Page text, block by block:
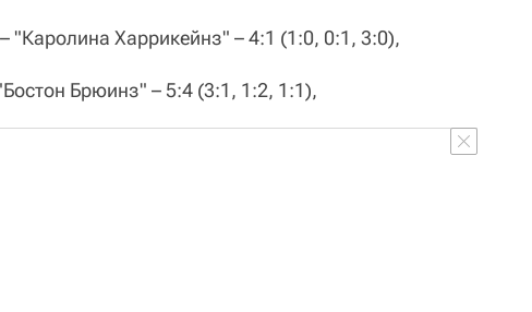
Харрикейнз" – 4:1 (1:0, 0:1, 3:0),
Брюинз" – 5:4 (3:1, 1:2, 1:1),